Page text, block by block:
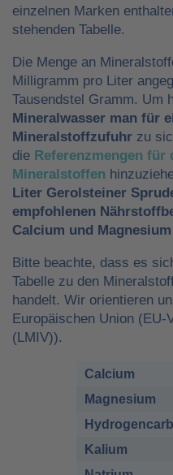
einzelnen Marken
stehenden Tabelle.
Die Menge an
Milligramm pro Liter
Tausendstel Gramm. Um
Mineralwasser man für
Mineralstoffzufuhr zu
die Referenzmengen für
Mineralstoffen
Liter Gerolsteiner
empfohlenen
Calcium und Magnesium
Bitte beachte, dass es
Tabelle zu den
handelt. Wir orientieren
Europäischen Union (EU-
(LMIV)).
Calcium
Magnesium
Kalium